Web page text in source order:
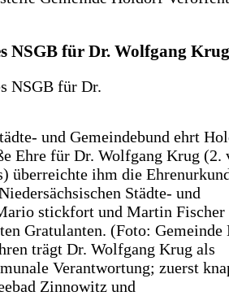
NSGB für Dr. Wolfgang Krug
und Gemeindebund ehrt
Ehre für Dr. Wolfgang Krug (2.
überreichte ihm die
Städte- und
stickfort und Martin Fischer
Gratulanten. (Foto:
trägt Dr. Wolfgang Krug als
Verantwortung; zuerst
Zinnowitz und